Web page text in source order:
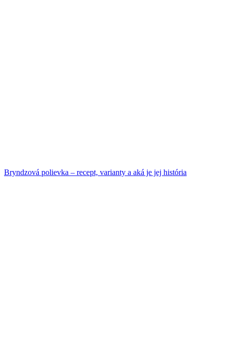
Bryndzová polievka – recept, varianty a aká je jej história